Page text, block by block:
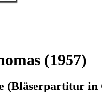
(1957)
(Bläserpartitur in